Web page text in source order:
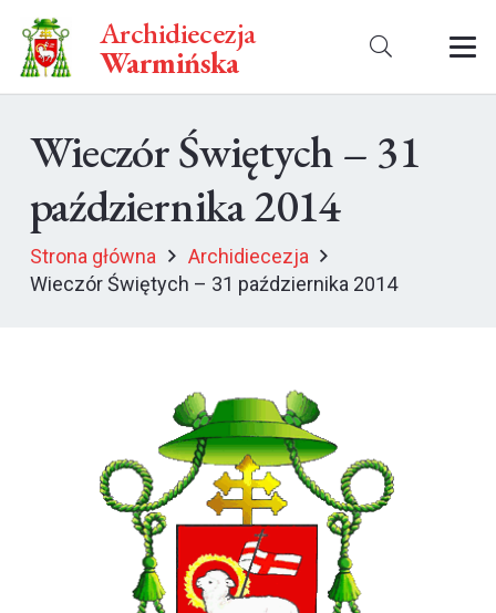
Archidiecezja
Warmińska
Wieczór Świętych – 31
października 2014
Strona główna
Archidiecezja
Wieczór Świętych – 31 października 2014